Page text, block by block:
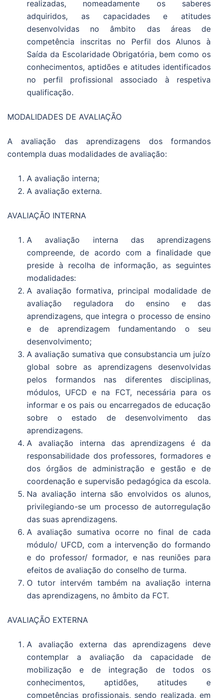
realizadas, nomeadamente os saberes
adquiridos, as capacidades e atitudes
desenvolvidas no âmbito das áreas de
competência inscritas no Perfil dos Alunos à
Saída da Escolaridade Obrigatória, bem como os
conhecimentos, aptidões e atitudes identificados
no perfil profissional associado à respetiva
qualificação.
MODALIDADES DE AVALIAÇÃO
A avaliação das aprendizagens dos formandos
contempla duas modalidades de avaliação:
A avaliação interna;
A avaliação externa.
AVALIAÇÃO INTERNA
A avaliação interna das aprendizagens
compreende, de acordo com a finalidade que
preside à recolha de informação, as seguintes
modalidades:
A avaliação formativa, principal modalidade de
avaliação reguladora do ensino e das
aprendizagens, que integra o processo de ensino
e de aprendizagem fundamentando o seu
desenvolvimento;
A avaliação sumativa que consubstancia um juízo
global sobre as aprendizagens desenvolvidas
pelos formandos nas diferentes disciplinas,
módulos, UFCD e na FCT, necessária para os
informar e os pais ou encarregados de educação
sobre o estado de desenvolvimento das
aprendizagens.
A avaliação interna das aprendizagens é da
responsabilidade dos professores, formadores e
dos órgãos de administração e gestão e de
coordenação e supervisão pedagógica da escola.
Na avaliação interna são envolvidos os alunos,
privilegiando-se um processo de autorregulação
das suas aprendizagens.
A avaliação sumativa ocorre no final de cada
módulo/ UFCD, com a intervenção do formando
e do professor/ formador, e nas reuniões para
efeitos de avaliação do conselho de turma.
O tutor intervém também na avaliação interna
das aprendizagens, no âmbito da FCT.
AVALIAÇÃO EXTERNA
A avaliação externa das aprendizagens deve
contemplar a avaliação da capacidade de
mobilização e de integração de todos os
conhecimentos, aptidões, atitudes e
competências profissionais, sendo realizada, em